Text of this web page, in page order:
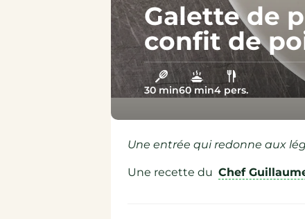
Galette de
confit de
30 min60 min4 pers.
Une entrée qui redonne aux
Une recette du Chef